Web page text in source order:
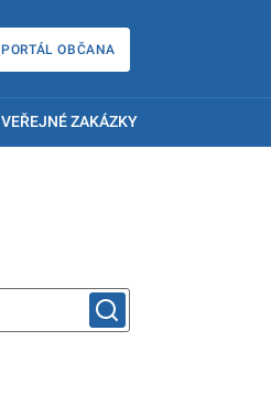
PORTÁL OBČANA
VEŘEJNÉ ZAKÁZKY